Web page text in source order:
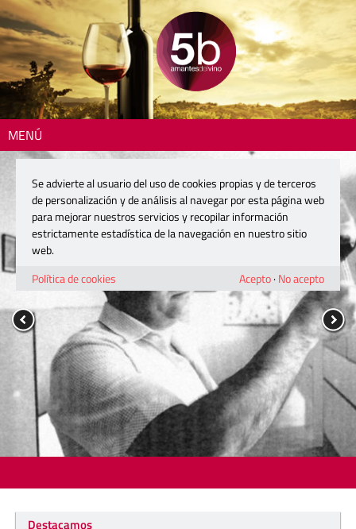
MENÚ
Destacamos
Se advierte al usuario del uso de cookies propias y de terceros
de personalización y de análisis al navegar por esta página web
para mejorar nuestros servicios y recopilar información
estrictamente estadística de la navegación en nuestro sitio
web.
Política de cookies
Acepto· No acepto